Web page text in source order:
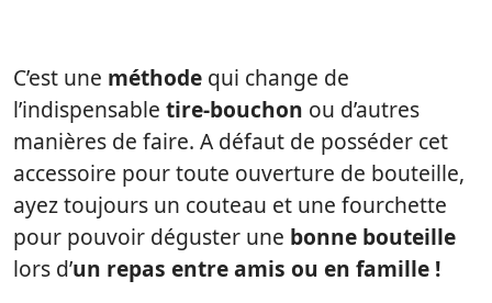
C’est une méthode qui change de
l’indispensable tire-bouchon ou d’autres
manières de faire. A défaut de posséder cet
accessoire pour toute ouverture de bouteille,
ayez toujours un couteau et une fourchette
pour pouvoir déguster une bonne bouteille
lors d’un repas entre amis ou en famille !